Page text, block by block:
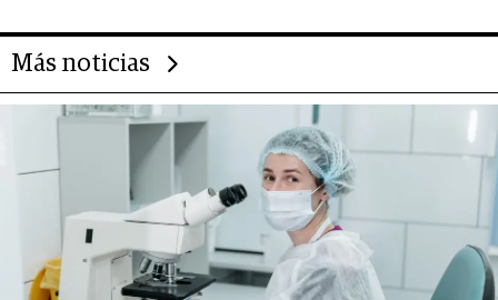
Más noticias